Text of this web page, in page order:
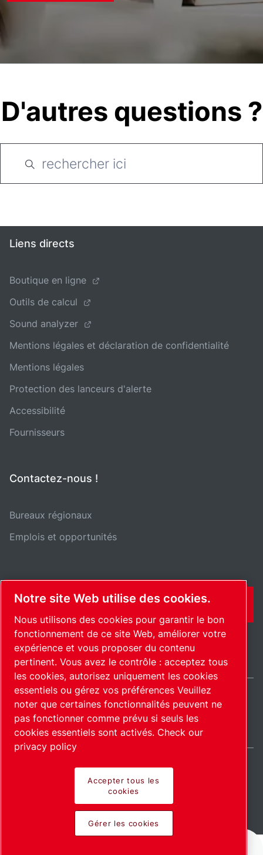
D'autres questions ?
Liens directs
Boutique en ligne
Outils de calcul
Sound analyzer
Mentions légales et déclaration de confidentialité
Mentions légales
Protection des lanceurs d'alerte
Accessibilité
Fournisseurs
Contactez-nous !
Bureaux régionaux
Emplois et opportunités
CONTACT
Plan du siteGérer les cookies© 2026 Copyright.
France / FR
Pioneering products.
Passionately applied.
Notre site Web utilise des cookies.
Nous utilisons des cookies pour garantir le bon
fonctionnement de ce site Web, améliorer votre
expérience et vous proposer du contenu
pertinent. Vous avez le contrôle : acceptez tous
les cookies, autorisez uniquement les cookies
essentiels ou gérez vos préférences Veuillez
noter que certaines fonctionnalités peuvent ne
pas fonctionner comme prévu si seuls les
cookies essentiels sont activés. Check our
privacy policy
Accepter tous les
cookies
Gérer les cookies